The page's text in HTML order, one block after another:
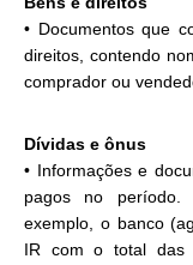
• Documentos que
direitos, contendo
comprador ou
Dívidas e ônus
• Informações e
pagos no período.
exemplo, o banco
IR com o total das